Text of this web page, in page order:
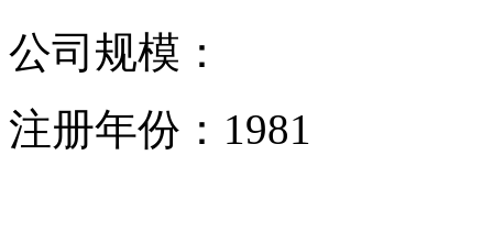
公司规模：
注册年份：1981